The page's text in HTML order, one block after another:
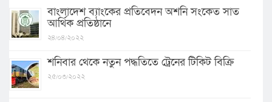
বাংলাদেশ ব্যাংকের প্রতিবেদন অশনি সংকেত সাত
আর্থিক প্রতিষ্ঠানে
২৪/০৪/২০২২
শনিবার থেকে নতুন পদ্ধতিতে ট্রেনের টিকিট বিক্রি
২৫/০৩/২০২২